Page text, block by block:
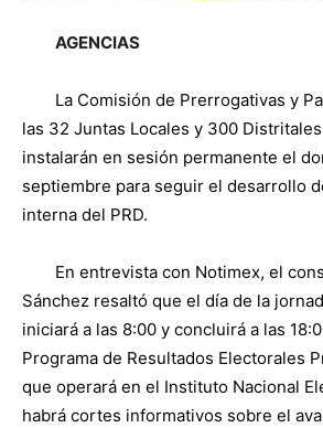
AGENCIAS
La Comisión de Prerrogativas y
las 32 Juntas Locales y 300
instalarán en sesión permanente el
septiembre para seguir el desarrollo
interna del PRD.
En entrevista con Notimex, el
Sánchez resaltó que el día de la
iniciará a las 8:00 y concluirá a las
Programa de Resultados Electorales
que operará en el Instituto Nacional
habrá cortes informativos sobre el